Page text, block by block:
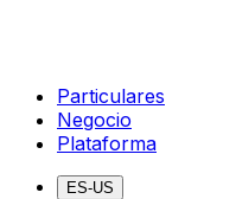
Particulares
Negocio
Plataforma
ES-US